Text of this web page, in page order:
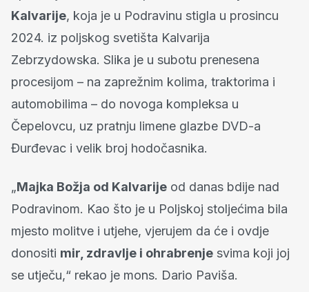
Kalvarije, koja je u Podravinu stigla u prosincu
2024. iz poljskog svetišta Kalvarija
Zebrzydowska. Slika je u subotu prenesena
procesijom – na zaprežnim kolima, traktorima i
automobilima – do novoga kompleksa u
Čepelovcu, uz pratnju limene glazbe DVD-a
Đurđevac i velik broj hodočasnika.
„Majka Božja od Kalvarije od danas bdije nad
Podravinom. Kao što je u Poljskoj stoljećima bila
mjesto molitve i utjehe, vjerujem da će i ovdje
donositi mir, zdravlje i ohrabrenje svima koji joj
se utječu,“ rekao je mons. Dario Paviša.